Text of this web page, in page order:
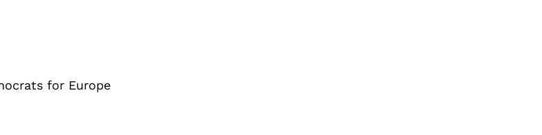
for Europe